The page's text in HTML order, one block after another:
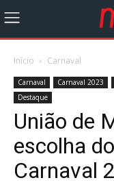
Início Carnaval
Carnaval Carnaval 2023
Destaque
União de
escolha
Carnaval